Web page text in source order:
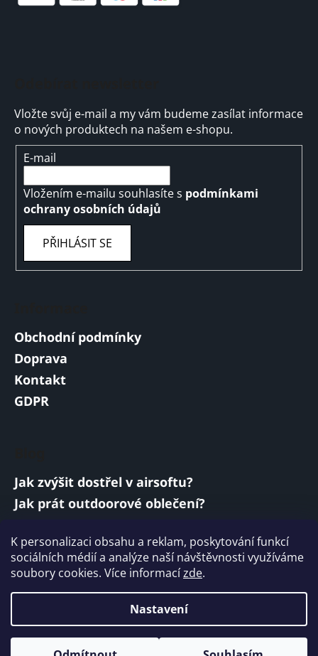
K personalizaci obsahu a reklam, poskytování funkcí
sociálních médií a analýze naší návštěvnosti využíváme
soubory cookies. Více informacízde.
Nastavení
Vložte svůj e-mail a my vám budeme zasílat informace
o nových produktech na našem e-shopu.
E-mail
Vložením e-mailu souhlasíte s podmínkami
ochrany osobních údajů
PŘIHLÁSIT SE
Obchodní podmínky
Doprava
Kontakt
GDPR
Jak zvýšit dostřel v airsoftu?
Jak prát outdoorové oblečení?
Vojenská a armádní sluchátka: co musí
splňovat?
ARCHIV
Vytvořil Shoptet